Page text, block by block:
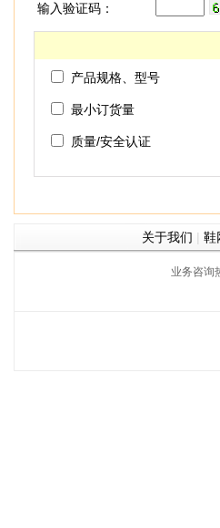
输入验证码：
产品规格、型号
最小订货量
质量/安全认证
关于我们 | 鞋
业务咨询